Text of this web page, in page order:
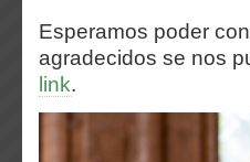
Esperamos poder
agradecidos se nos
link.